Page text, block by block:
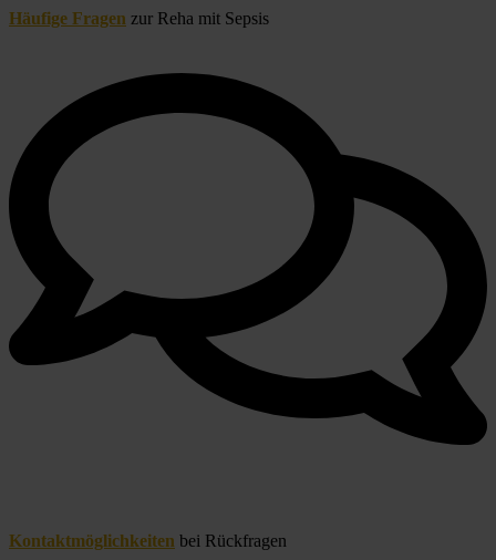
Häufige Fragen zur Reha mit Sepsis
Kontaktmöglichkeiten bei Rückfragen